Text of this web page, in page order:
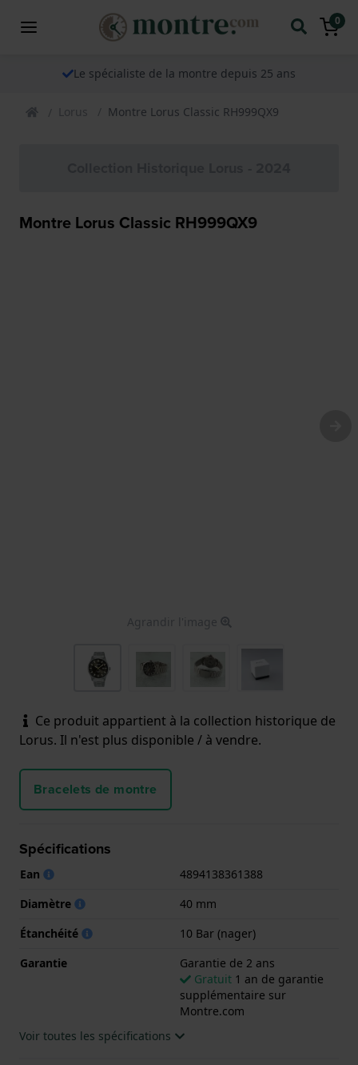
0
Le spécialiste de la montre depuis 25 ans
Lorus Montre Lorus Classic RH999QX9
Montre Lorus Classic RH999QX9
Agrandir l'image
Ce produit appartient à la collection historique de
Lorus. Il n'est plus disponible / à vendre.
Bracelets de montre
Spécifications
Ean
4894138361388
Diamètre
40 mm
Étanchéité
10 Bar (nager)
Garantie
Garantie de 2 ans
Gratuit 1 an de garantie
supplémentaire sur
Montre.com
Voir toutes les spécifications